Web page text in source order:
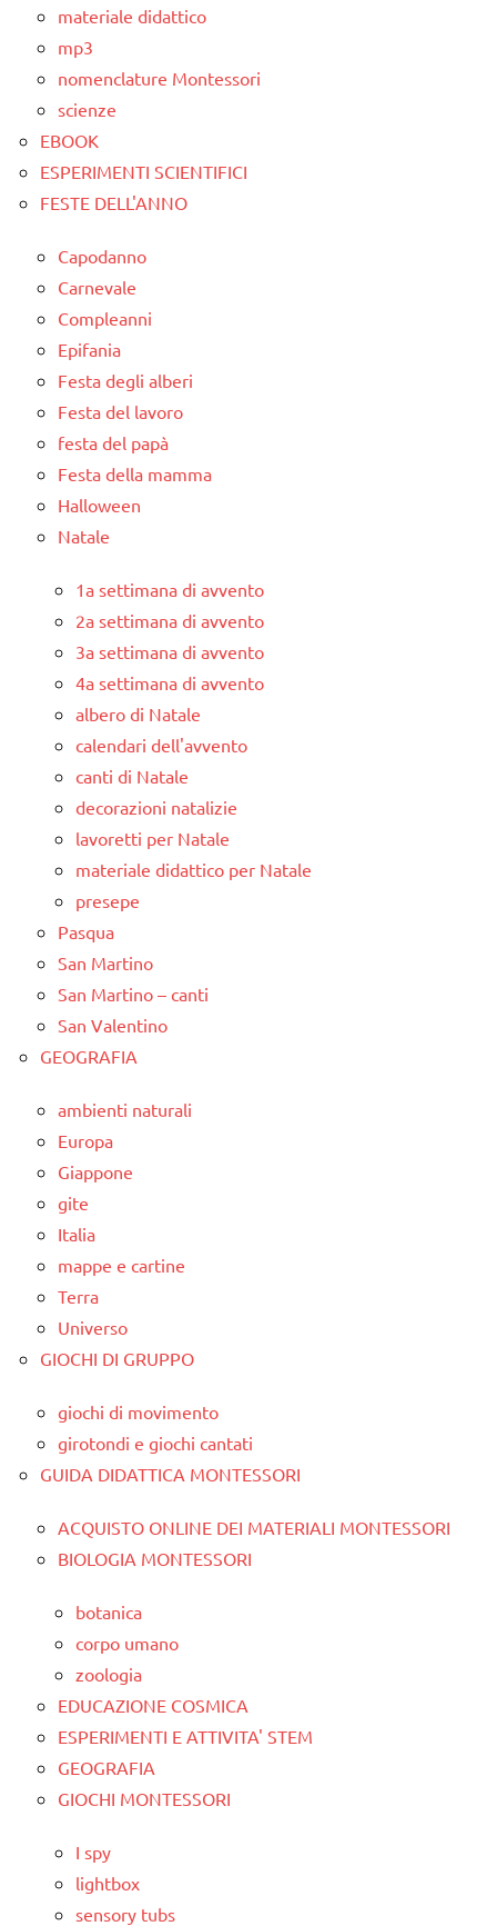
parole
Montessori
PER ETA'
ARTICOLI
materiale didattico
mp3
nomenclature Montessori
scienze
EBOOK
ESPERIMENTI SCIENTIFICI
FESTE DELL'ANNO
Capodanno
Carnevale
Compleanni
Epifania
Festa degli alberi
Festa del lavoro
festa del papà
Festa della mamma
Halloween
Natale
1a settimana di avvento
2a settimana di avvento
3a settimana di avvento
4a settimana di avvento
albero di Natale
calendari dell'avvento
canti di Natale
decorazioni natalizie
lavoretti per Natale
materiale didattico per Natale
presepe
Pasqua
San Martino
San Martino – canti
San Valentino
GEOGRAFIA
ambienti naturali
Europa
Giappone
gite
Italia
mappe e cartine
Terra
Universo
GIOCHI DI GRUPPO
giochi di movimento
girotondi e giochi cantati
GUIDA DIDATTICA MONTESSORI
ACQUISTO ONLINE DEI MATERIALI MONTESSORI
BIOLOGIA MONTESSORI
botanica
corpo umano
zoologia
EDUCAZIONE COSMICA
ESPERIMENTI E ATTIVITA' STEM
GEOGRAFIA
GIOCHI MONTESSORI
I spy
lightbox
sensory tubs